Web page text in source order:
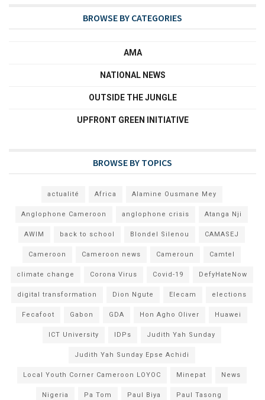
BROWSE BY CATEGORIES
AMA
NATIONAL NEWS
OUTSIDE THE JUNGLE
UPFRONT GREEN INITIATIVE
BROWSE BY TOPICS
actualité Africa Alamine Ousmane Mey
Anglophone Cameroon anglophone crisis Atanga Nji
AWIM back to school Blondel Silenou CAMASEJ
Cameroon Cameroon news Cameroun Camtel
climate change Corona Virus Covid-19 DefyHateNow
digital transformation Dion Ngute Elecam elections
Fecafoot Gabon GDA Hon Agho Oliver Huawei
ICT University IDPs Judith Yah Sunday
Judith Yah Sunday Epse Achidi
Local Youth Corner Cameroon LOYOC Minepat News
Nigeria Pa Tom Paul Biya Paul Tasong